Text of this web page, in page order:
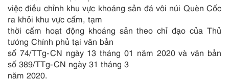
việc điều chỉnh khu vực khoáng sản đá vôi núi Quèn Cốc
ra khỏi khu vực cấm, tạm
thời cấm hoạt động khoáng sản theo chỉ đạo của Thủ
tướng Chính phủ tại văn bản
số 74/TTg-CN ngày 13 tháng 01 năm 2020 và văn bản
số 389/TTg-CN ngày 31 tháng 3
năm 2020.